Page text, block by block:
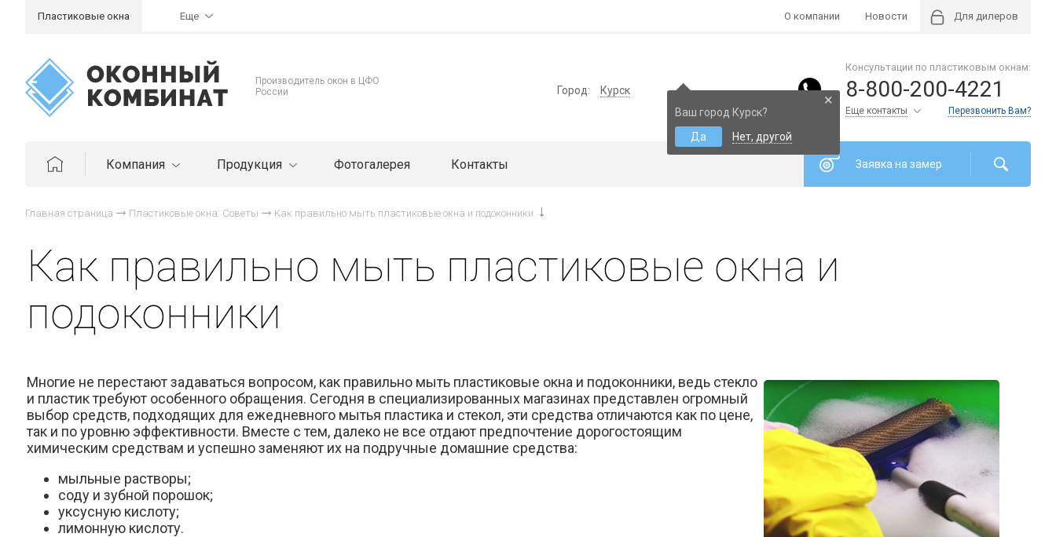
О компании Новости Для дилеров
Пластиковые окна Еще
Производитель окон в ЦФО
России
Город: Курск ×
Ваш город Курск?
Да
Нет, другой
Консультации по пластиковым окнам:
8-800-200-4221
Перезвонить Вам?
Еще контакты
Заявка на замер
Компания Продукция Фотогалерея Контакты
Главная страница Пластиковые окна: Советы Как правильно мыть пластиковые окна и подоконники
Как правильно мыть пластиковые окна и
подоконники
Многие не перестают задаваться вопросом, как правильно мыть пластиковые окна и подоконники, ведь стекло
и пластик требуют особенного обращения. Сегодня в специализированных магазинах представлен огромный
выбор средств, подходящих для ежедневного мытья пластика и стекол, эти средства отличаются как по цене,
так и по уровню эффективности. Вместе с тем, далеко не все отдают предпочтение дорогостоящим
химическим средствам и успешно заменяют их на подручные домашние средства:
мыльные растворы;
соду и зубной порошок;
уксусную кислоту;
лимонную кислоту.